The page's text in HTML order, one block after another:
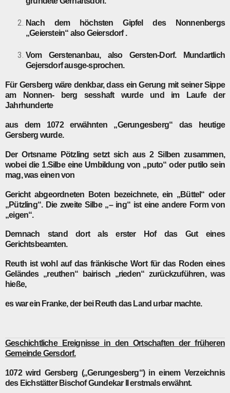
Nach dem höchsten Gipfel des Nonnenbergs
„Geierstein“ also Geiersdorf .
Vom Gerstenanbau, also Gersten-Dorf. Mundartlich
Gejersdorf ausge-sprochen.
Für Gersberg wäre denkbar, dass ein Gerung mit seiner Sippe
am Nonnen- berg sesshaft wurde und im Laufe der
Jahrhunderte
aus dem 1072 erwähnten „Gerungesberg“ das heutige
Gersberg wurde.
Der Ortsname Pötzling setzt sich aus 2 Silben zusammen,
wobei die 1.Silbe eine Umbildung von „puto“ oder putilo sein
mag, was einen von
Gericht abgeordneten Boten bezeichnete, ein „Büttel“ oder
„Pützling“. Die zweite Silbe „– ing“ ist eine andere Form von
„eigen“.
Demnach stand dort als erster Hof das Gut eines
Gerichtsbeamten.
Reuth ist wohl auf das fränkische Wort für das Roden eines
Geländes „reuthen“ bairisch „rieden“ zurückzuführen, was
hieße,
es war ein Franke, der bei Reuth das Land urbar machte.
Geschichtliche Ereignisse in den Ortschaften der früheren
Gemeinde Gersdorf.
1072wird Gersberg („Gerungesberg“) in einem Verzeichnis
des Eichstätter Bischof Gundekar II erstmals erwähnt.